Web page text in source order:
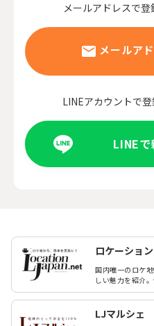
メールアドレスで
メールア
LINEアカウントで
LINE
ロケーショ
国内唯一のロケ
しい魅力を紹介
LJマルシェ